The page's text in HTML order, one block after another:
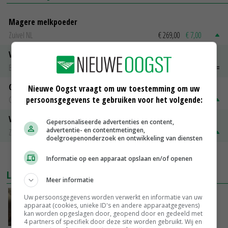
Magere melkpoeder
Zuivel NL
€ 269,00 € 7,00
Vleeskuikens 2001-2600 gr
Barneveld
€ 1,09
Gerst
Groningen
€ 197,00 € 2,00
Volle melkpoeder
Zuivel NL
MEER MARKTPRIJZEN
LAATSTE NIEUWS
‘Samenwerking A-ware en Amalthea gaat
zorgen voor meer balans’
GISTEREN, 16:01
Nieuwe Oogst vraagt om uw toestemming om uw
persoonsgegevens te gebruiken voor het volgende:
Gepersonaliseerde advertenties en content,
advertentie- en contentmetingen,
doelgroepenonderzoek en ontwikkeling van diensten
Informatie op een apparaat opslaan en/of openen
Meer informatie
Uw persoonsgegevens worden verwerkt en informatie van uw
apparaat (cookies, unieke ID's en andere apparaatgegevens)
kan worden opgeslagen door, geopend door en gedeeld met
4 partners of specifiek door deze site worden gebruikt. Wij en